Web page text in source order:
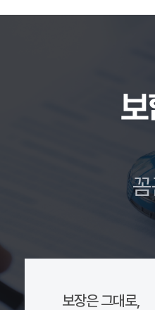
보
보장은 그대로,